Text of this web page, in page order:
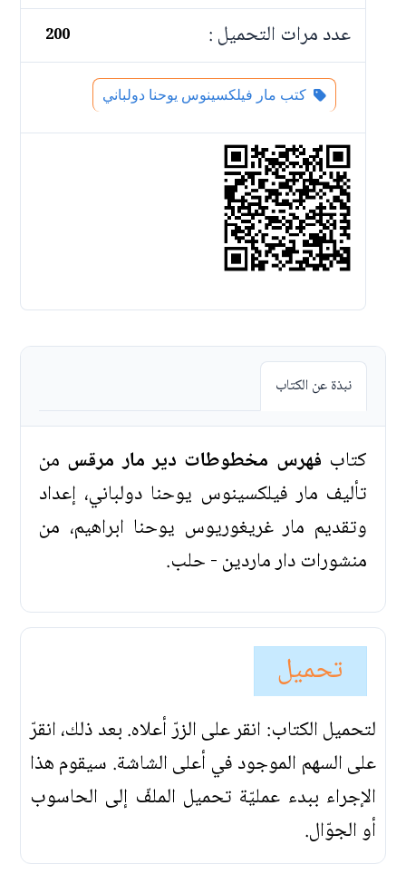
عدد مرات التحميل : 200
كتب مار فيلكسينوس يوحنا دولباني
نبذة عن الكتاب
كتاب فهرس مخطوطات دير مار مرقس من
تأليف مار فيلكسينوس يوحنا دولباني، إعداد
وتقديم مار غريغوريوس يوحنا ابراهيم، من
منشورات دار ماردين - حلب.
تحميل
لتحميل الكتاب: انقر على الزرّ أعلاه. بعد ذلك، انقرّ
على السهم الموجود في أعلى الشاشة. سيقوم هذا
الإجراء ببدء عمليّة تحميل الملفّ إلى الحاسوب
أو الجوّال.